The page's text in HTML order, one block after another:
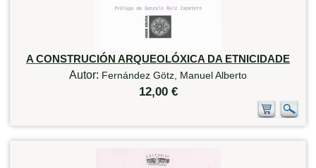
A CONSTRUCIÓN ARQUEOLÓXICA DA ETNICIDADE
Autor: Fernández Götz, Manuel Alberto
12,00 €